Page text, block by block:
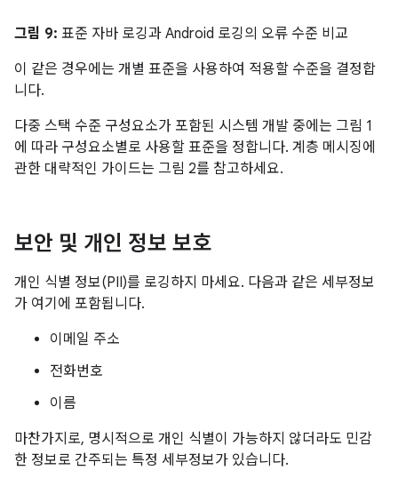
그림 9: 표준 자바 로깅과 Android 로깅의 오류 수준 비교
이 같은 경우에는 개별 표준을 사용하여 적용할 수준을 결정합
니다.
다중 스택 수준 구성요소가 포함된 시스템 개발 중에는 그림 1
에 따라 구성요소별로 사용할 표준을 정합니다. 계층 메시징에
관한 대략적인 가이드는 그림 2를 참고하세요.
보안 및 개인 정보 보호
개인 식별 정보(PII)를 로깅하지 마세요. 다음과 같은 세부정보
가 여기에 포함됩니다.
이메일 주소
전화번호
이름
마찬가지로, 명시적으로 개인 식별이 가능하지 않더라도 민감
한 정보로 간주되는 특정 세부정보가 있습니다.